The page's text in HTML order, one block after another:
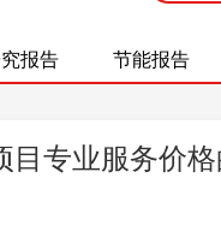
报告 节能报告
专业服务价